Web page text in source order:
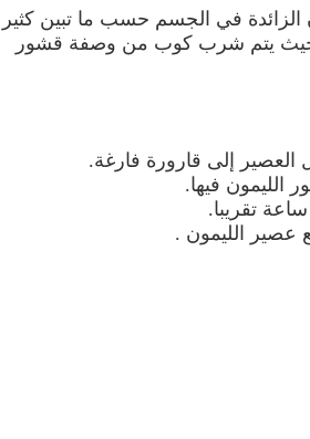
في الجسم حسب ما تبين كثير
حيث يتم شرب كوب من وصفة قشور
إلى قارورة فارغة.
الليمون فيها.
تقريبا.
عصير الليمون .